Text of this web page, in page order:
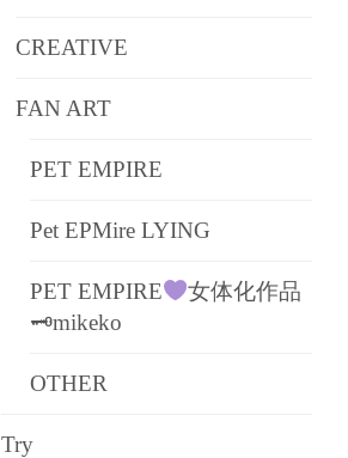
CREATIVE
FAN ART
PET EMPIRE
Pet EPMire LYING
PET EMPIRE
女体化作品
🗝mikeko
OTHER
Try